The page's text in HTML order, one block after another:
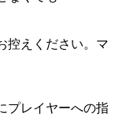
控えください。マ
プレイヤーへの指